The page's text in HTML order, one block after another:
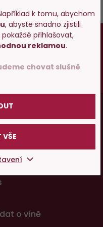
k tomu, abychom
, abyste snadno zjistili
přihlašovat,
reklamou.
chovat slušně.
VŠE
alkohol neprodáváme,
18 let,prosím zkuste
a limonády
o víně
stránky
Prosím